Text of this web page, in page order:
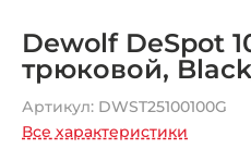
Dewolf DeSpot
трюковой,
Артикул: DWST25100100G
Все характеристики